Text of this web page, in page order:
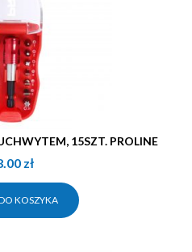
15SZT. PROLINE
zł
KOSZYKA